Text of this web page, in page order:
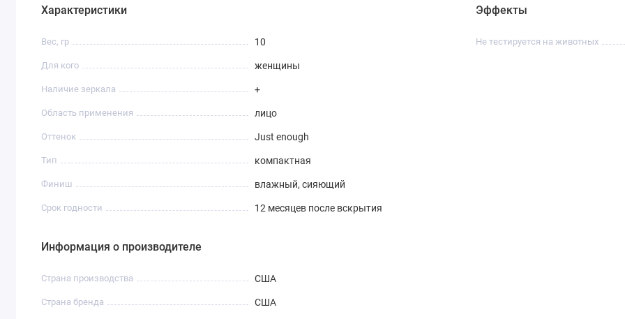
Характеристики
Вес, гр 10
Для кого женщины
Наличие зеркала +
Область применения лицо
Оттенок Just enough
Тип компактная
Финиш влажный, сияющий
Срок годности 12 месяцев после вскрытия
Эффекты
Не тестируется на животных
Информация о производителе
Страна производства США
Страна бренда США